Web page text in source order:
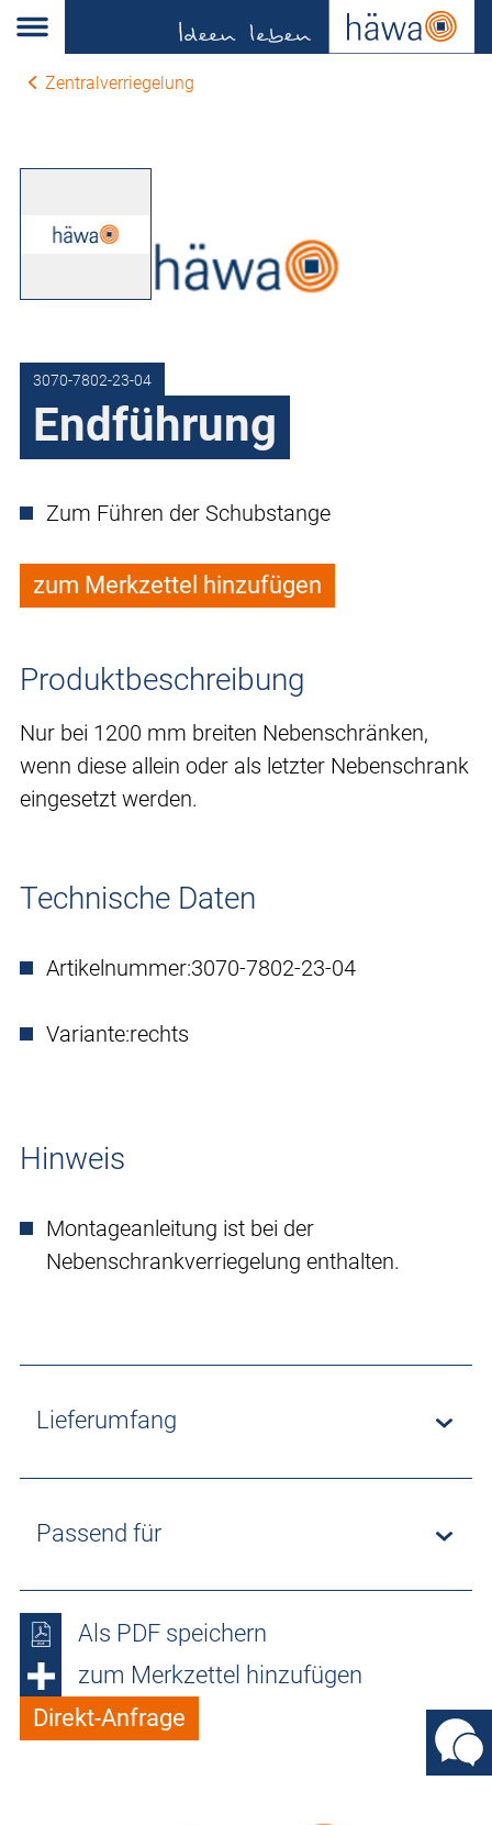
Zentralverriegelung
3070-7802-23-04
Endführung
Zum Führen der Schubstange
zum Merkzettel hinzufügen
Produktbeschreibung
Nur bei 1200 mm breiten Nebenschränken,
wenn diese allein oder als letzter Nebenschrank
eingesetzt werden.
Technische Daten
Artikelnummer:3070-7802-23-04
Variante:rechts
Hinweis
Montageanleitung ist bei der
Nebenschrankverriegelung enthalten.
Lieferumfang
Passend für
Als PDF speichern
zum Merkzettel hinzufügen
Direkt-Anfrage